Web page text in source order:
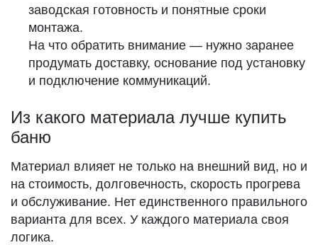
заводская готовность и понятные сроки
монтажа.
На что обратить внимание — нужно заранее
продумать доставку, основание под установку
и подключение коммуникаций.
Из какого материала лучше купить
баню
Материал влияет не только на внешний вид, но и
на стоимость, долговечность, скорость прогрева
и обслуживание. Нет единственного правильного
варианта для всех. У каждого материала своя
логика.